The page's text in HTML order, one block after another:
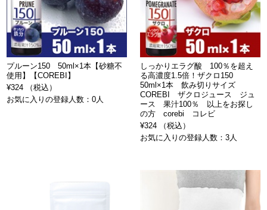
プルーン150 50ml×1本【砂糖不
使用】【COREBI】
¥324 （税込）
お気に入りの登録人数：0人
しっかりエラグ酸 100％を超え
る高濃度1.5倍！ザクロ150
50ml×1本 飲み切りサイズ
COREBI ザクロジュース ジュ
ース 果汁100％ 以上をお探し
の方 corebi コレビ
¥324 （税込）
お気に入りの登録人数：3人